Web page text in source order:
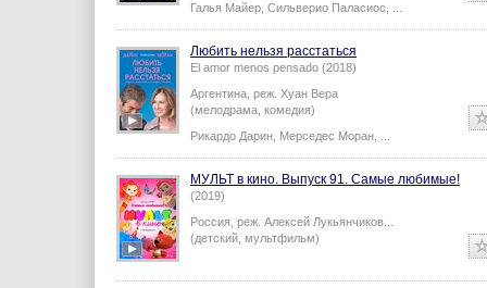
Галья Майер Сильверио Паласиос
Любить нельзя расстаться
El amor menos pensado (2018)
Аргентина, реж. Хуан Вера
(мелодрама, комедия)
Рикардо Дарин Мерседес Моран
МУЛЬТ в кино. Выпуск 91. Самые любимые!
(2019)
Россия, реж. Алексей Лукьянчиков
(детский, мультфильм)